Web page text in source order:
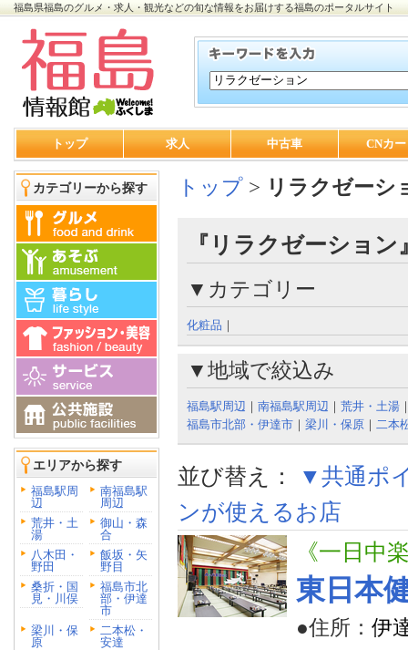
福島県福島のグルメ・求人・観光などの旬な情報をお届けする福島のポータルサイト
トップ 求人 中古車 CNカ
カテゴリーから探す
エリアから探す
福島駅周
辺
南福島駅
周辺
荒井・土
湯
御山・森
合
八木田・
野田
飯坂・矢
野目
桑折・国
見・川俣
福島市北
部・伊達
市
梁川・保
原
二本松・
安達
トップ > リラクゼーシ
『リラクゼーショ
▼カテゴリー
化粧品 ｜
▼地域で絞込み
福島駅周辺 ｜ 南福島駅周辺 ｜ 荒井・土湯
福島市北部・伊達市 ｜ 梁川・保原 ｜ 二本
並び替え：
▼共通ポ
ンが使えるお店
《一日中
東日本
●住所： 伊